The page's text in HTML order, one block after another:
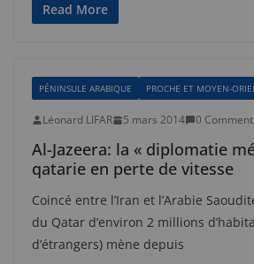
Read More
PÉNINSULE ARABIQUE PROCHE ET MOYEN-
Léonard LIFAR 5 mars 2014 0
Al-Jazeera: la « diplomatie
qatarie en perte de vitesse
Coincé entre l’Iran et l’Arabie
du Qatar d’environ 2 millions
d’étrangers) mène depuis